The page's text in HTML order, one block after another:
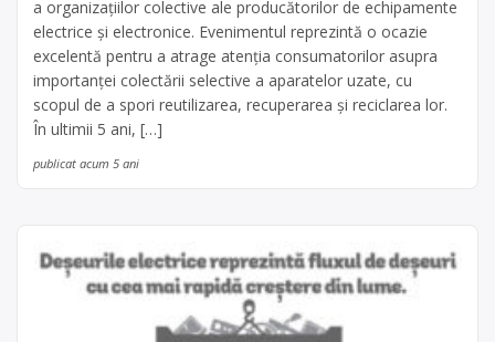
a organizațiilor colective ale producătorilor de echipamente
electrice și electronice. Evenimentul reprezintă o ocazie
excelentă pentru a atrage atenția consumatorilor asupra
importanței colectării selective a aparatelor uzate, cu
scopul de a spori reutilizarea, recuperarea și reciclarea lor.
În ultimii 5 ani, […]
publicat acum 5 ani